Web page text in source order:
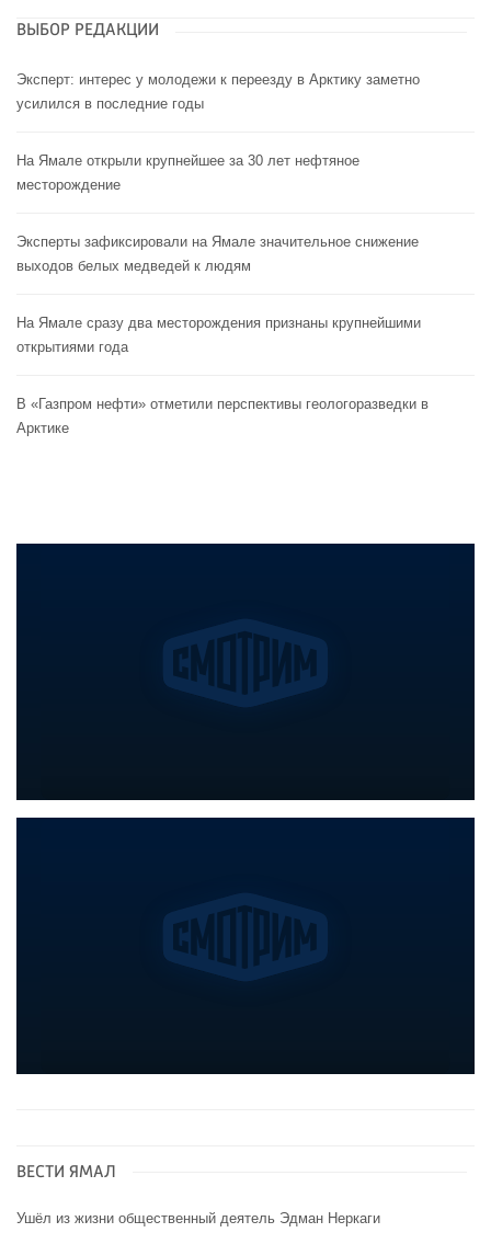
ВЫБОР РЕДАКЦИИ
Эксперт: интерес у молодежи к переезду в Арктику заметно
усилился в последние годы
На Ямале открыли крупнейшее за 30 лет нефтяное
месторождение
Эксперты зафиксировали на Ямале значительное снижение
выходов белых медведей к людям
На Ямале сразу два месторождения признаны крупнейшими
открытиями года
В «Газпром нефти» отметили перспективы геологоразведки в
Арктике
ВЕСТИ ЯМАЛ
Ушёл из жизни общественный деятель Эдман Неркаги